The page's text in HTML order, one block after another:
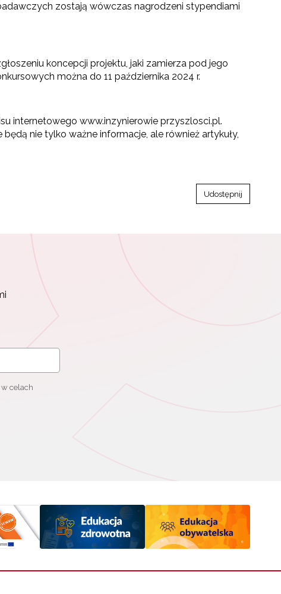
zostają wówczas nagrodzeni stypendiami
koncepcji projektu, jaki zamierza pod jego
można do 11 października 2024 r.
internetowego www.inzynierowie przyszlosci.pl.
nie tylko ważne informacje, ale również artykuły,
Udostępnij
celach
w